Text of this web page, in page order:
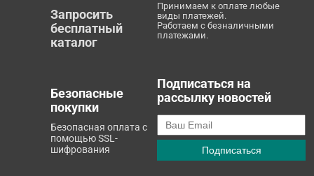
Запросить
бесплатный
каталог
Принимаем к оплате любые
виды платежей.
Работаем с безналичными
платежами.
Безопасные
покупки
Безопасная оплата с
помощью SSL-
шифрования
Подписаться на
рассылку новостей